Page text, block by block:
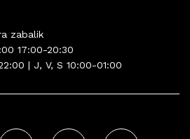
zabalik
17:00-20:30
| J, V, S 10:00-01:00